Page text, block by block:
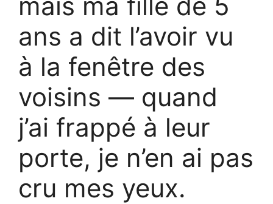
ans a dit l’avoir vu
à la fenêtre des
voisins — quand
j’ai frappé à leur
porte, je n’en ai pas
cru mes yeux.